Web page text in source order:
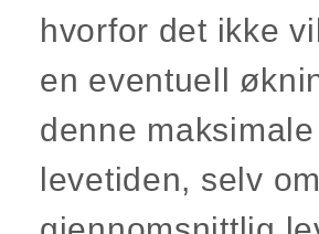
hvorfor det ikke
en eventuell
denne maksimale
levetiden, selv om